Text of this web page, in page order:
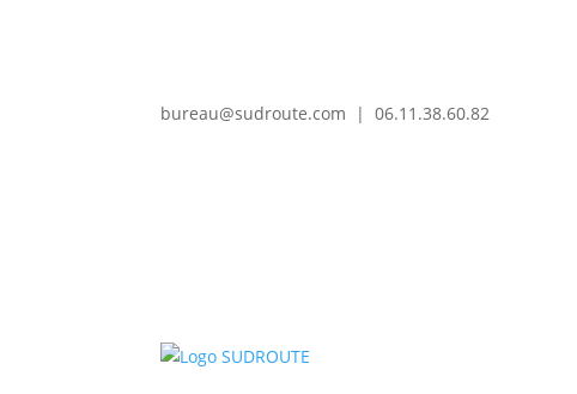
bureau@sudroute.com | 06.11.38.60.82